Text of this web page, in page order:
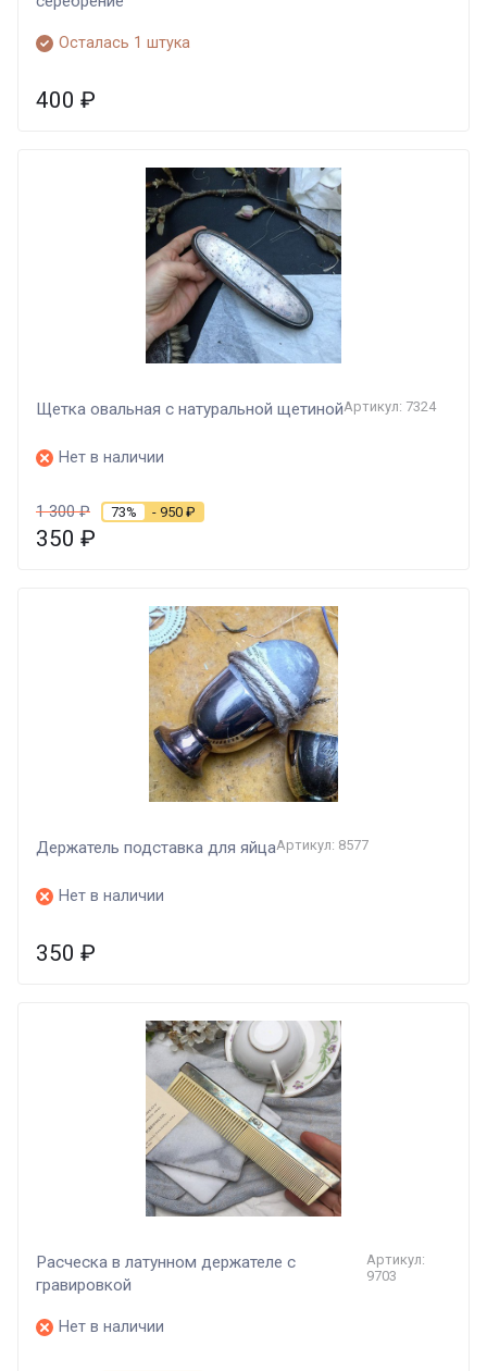
Осталась 1 штука
400 ₽
Щетка овальная с натуральной щетинойАртикул: 7324
Нет в наличии
1 300₽ 73% - 950 ₽
350 ₽
Держатель подставка для яйцаАртикул: 8577
Нет в наличии
350 ₽
Расческа в латунном держателе с
гравировкой
Артикул:
9703
Нет в наличии